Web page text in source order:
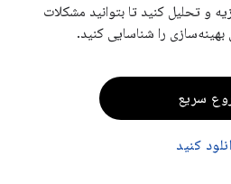
و تحلیل کنید تا بتوانید مشکلات
بهینه‌سازی را شناسایی کنید.
سریع
کنید